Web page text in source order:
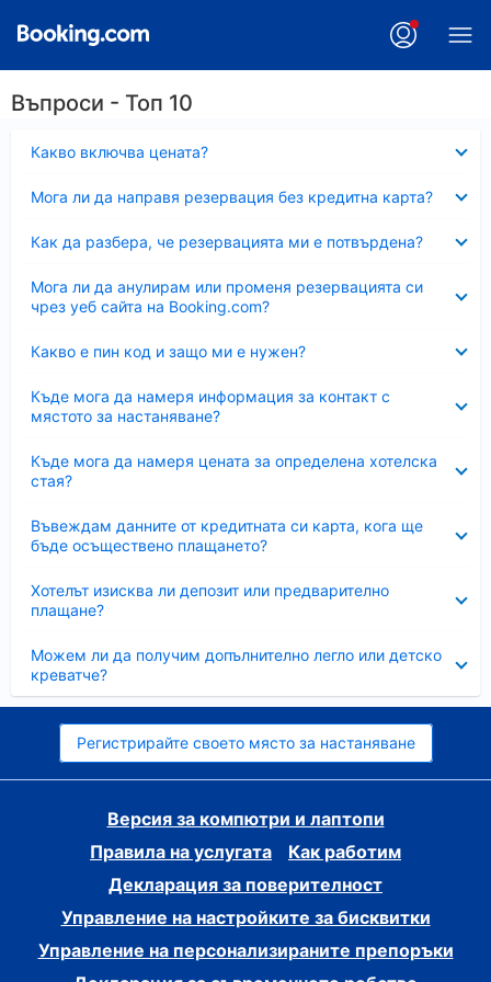
Въпроси - Топ 10
Какво включва цената?
Мога ли да направя резервация без кредитна карта?
Как да разбера, че резервацията ми е потвърдена?
Мога ли да анулирам или променя резервацията си
чрез уеб сайта на Booking.com?
Какво е пин код и защо ми е нужен?
Къде мога да намеря информация за контакт с
мястото за настаняване?
Къде мога да намеря цената за определена хотелска
стая?
Въвеждам данните от кредитната си карта, кога ще
бъде осъществено плащането?
Хотелът изисква ли депозит или предварително
плащане?
Можем ли да получим допълнително легло или детско
креватче?
Регистрирайте своето място за настаняване
Версия за компютри и лаптопи
Правила на услугата
Как работим
Декларация за поверителност
Управление на настройките за бисквитки
Управление на персонализираните препоръки